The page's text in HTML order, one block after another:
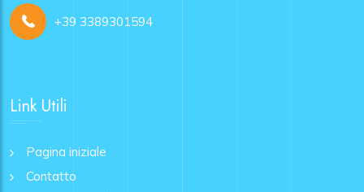
+39 3389301594
Link Utili
Pagina iniziale
Contatto